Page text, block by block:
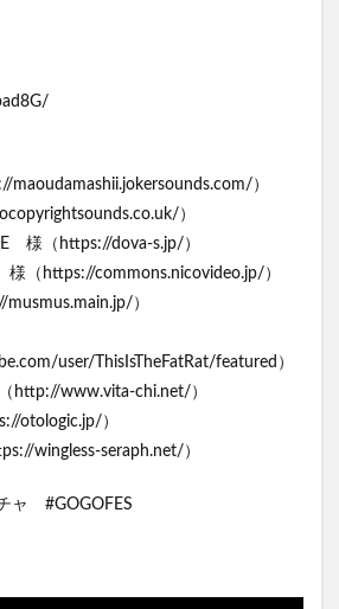
）
）
様（https://dova-s.jp/）
（https://commons.nicovideo.jp/）
）
user/ThisIsTheFatRat/featured）
http://www.vita-chi.net/）
otologic.jp/）
wingless-seraph.net/）
ャ #GOGOFES